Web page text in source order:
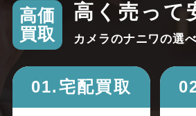
高価
買取
高く売って
カメラのナニワの選
01.宅配買取